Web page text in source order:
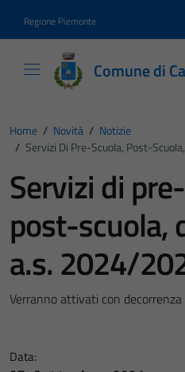
Regione Piemonte
Comune di
Home / Novità / Notizie
/ Servizi Di Pre-Scuola, Post-
Servizi di
post-scuola,
a.s. 2024/
Verranno attivati con
Data: